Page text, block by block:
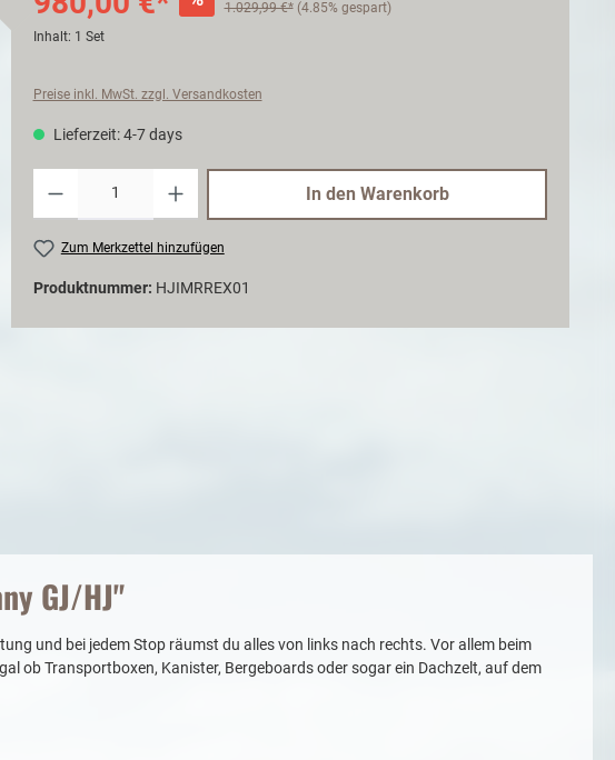
1.029,99 €* (4.85% gespart)
Inhalt: 1 Set
Preise inkl. MwSt. zzgl. Versandkosten
Lieferzeit: 4-7 days
In den Warenkorb
Zum Merkzettel hinzufügen
Produktnummer: HJIMRREX01
GJ/HJ"
und bei jedem Stop räumst du alles von links nach rechts. Vor allem beim
ob Transportboxen, Kanister, Bergeboards oder sogar ein Dachzelt, auf dem